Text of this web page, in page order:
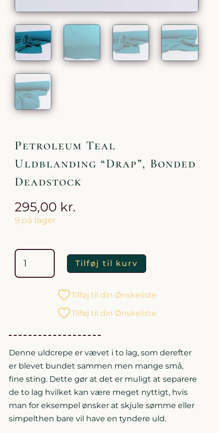
Petroleum Teal
Uldblanding “Drap”, Bonded
Deadstock
295,00 kr.
9 på lager
Petroleum
Teal
Uldblanding
"Drap",
Bonded
antal
Tilføj til kurv
Tilføj til din Ønskeliste
Tilføj til din Ønskeliste
Denne uldcrepe er vævet i to lag, som derefter
er blevet bundet sammen men mange små,
fine sting. Dette gør at det er muligt at separere
de to lag hvilket kan være meget nyttigt, hvis
man for eksempel ønsker at skjule sømme eller
simpelthen bare vil have en tyndere uld.